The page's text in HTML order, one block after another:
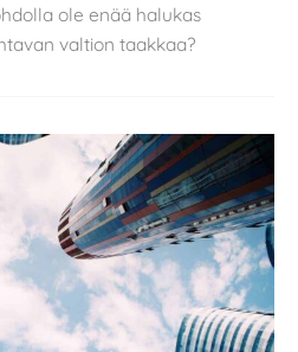
ole enää halukas
valtion taakkaa?